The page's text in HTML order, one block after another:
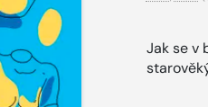
Jak se v